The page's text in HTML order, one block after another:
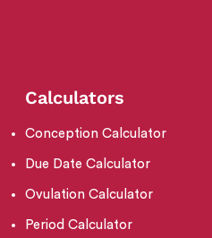
Calculators
Conception Calculator
Due Date Calculator
Ovulation Calculator
Period Calculator